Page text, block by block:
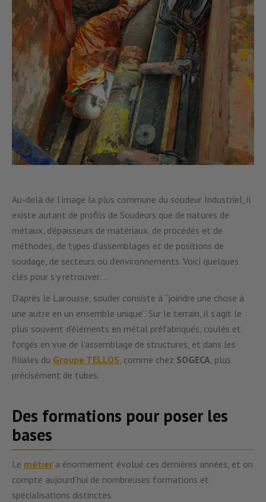
Au-delà de l’image la plus commune du soudeur Industriel, il
existe autant de profils de Soudeurs que de natures de
métaux, d’épaisseurs de matériaux, de procédés et de
méthodes, de types d’assemblages et de positions de
soudage, de secteurs ou d’environnements. Voici quelques
clés pour s’y retrouver…
D’après le Larousse, souder consiste à “joindre une chose à
une autre en un ensemble unique”. Sur le terrain, il s’agit le
plus souvent d’éléments en métal préfabriqués, coulés et
forgés en vue de l’assemblage de structures, et dans les
filiales du Groupe TELLOS, comme chez SOGECA, plus
précisément de tubes.
Des formations pour poser les
bases
Le métier a énormément évolué ces dernières années, et on
compte aujourd’hui de nombreuses formations et
spécialisations distinctes.